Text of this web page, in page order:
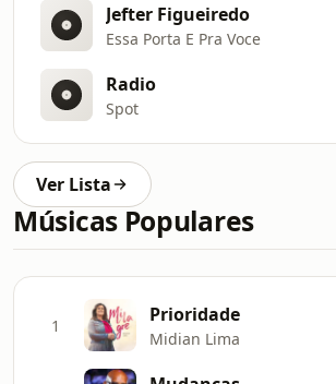
Jefter Figueiredo
Essa Porta E Pra Voce
Radio
Spot
Ver Lista
Músicas Populares
1 Prioridade
Midian Lima